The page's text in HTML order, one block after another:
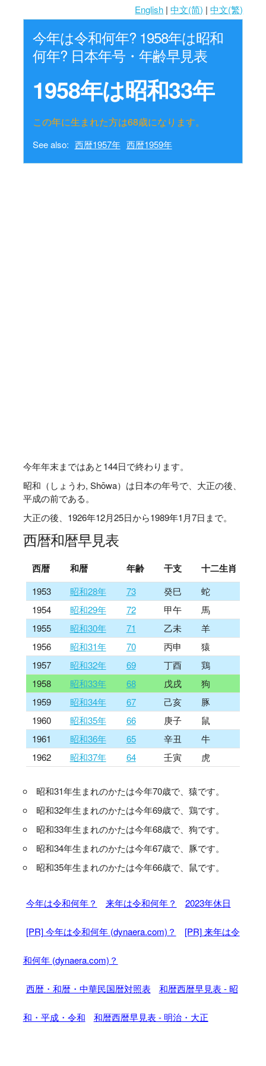
English |中文(简) |中文(繁)
今年は令和何年? 1958年は昭和
何年? 日本年号・年齢早見表
1958年は昭和33年
この年に生まれた方は68歳になります。
See also: 西暦1957年 西暦1959年
今年年末まではあと144日で終わります。
昭和（しょうわ, Shōwa）は日本の年号で、大正の後、
平成の前である。
大正の後、1926年12月25日から1989年1月7日まで。
西暦和暦早見表
西暦 和暦 年齢 干支 十二生肖
1953 昭和28年 73 癸巳
蛇
1954
昭和29年 72 甲午
馬
1955
昭和30年 71 乙未
羊
1956
昭和31年 70 丙申
猿
1957
昭和32年 69 丁酉
鶏
1958
昭和33年 68 戊戌
狗
1959
昭和34年 67 己亥
豚
1960
昭和35年 66 庚子
鼠
1961
昭和36年 65 辛丑
牛
1962
昭和37年 64 壬寅 虎
昭和31年生まれのかたは今年70歳で、猿です。
昭和32年生まれのかたは今年69歳で、鶏です。
昭和33年生まれのかたは今年68歳で、狗です。
昭和34年生まれのかたは今年67歳で、豚です。
昭和35年生まれのかたは今年66歳で、鼠です。
今年は令和何年？ 来年は令和何年？ 2023年休日
[PR] 今年は令和何年 (dynaera.com)？ [PR] 来年は令
和何年 (dynaera.com)？
西暦・和暦・中華民国暦対照表 和暦西暦早見表 - 昭
和・平成・令和 和暦西暦早見表 - 明治・大正